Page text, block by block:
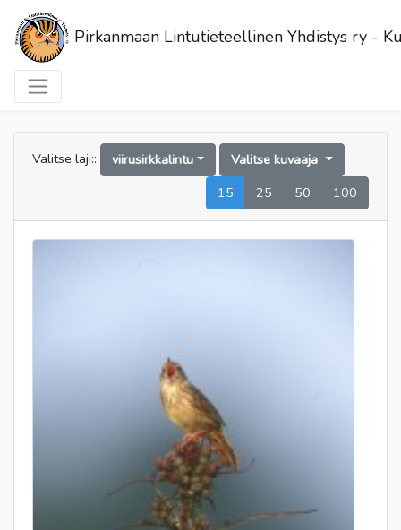
Pirkanmaan Lintutieteellinen Yhdistys ry -
Valitse laji:: viirusirkkalintu
Valitse kuvaaja
15
25 50 100